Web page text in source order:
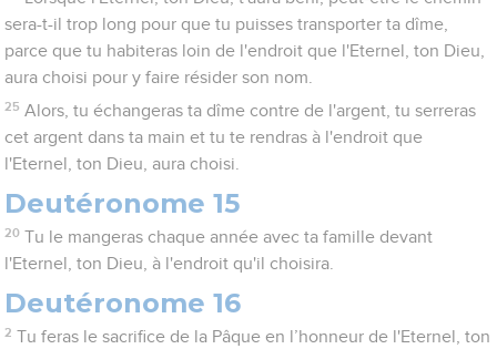
sera-t-il trop long pour que tu puisses transporter ta dîme,
parce que tu habiteras loin de l'endroit que l'Eternel, ton Dieu,
aura choisi pour y faire résider son nom.
25 Alors, tu échangeras ta dîme contre de l'argent, tu serreras
cet argent dans ta main et tu te rendras à l'endroit que
l'Eternel, ton Dieu, aura choisi.
Deutéronome 15
20 Tu le mangeras chaque année avec ta famille devant
l'Eternel, ton Dieu, à l'endroit qu'il choisira.
Deutéronome 16
2 Tu feras le sacrifice de la Pâque en l’honneur de l'Eternel, ton